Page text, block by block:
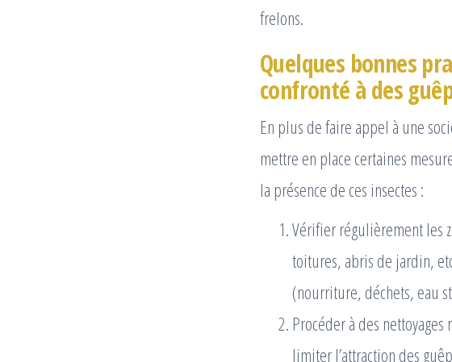
frelons.
Quelques bonnes
confronté à des
En plus de faire appel à une
mettre en place certaines
la présence de ces insectes :
Vérifier régulièrement les
toitures, abris de jardin,
(nourriture, déchets, eau
Procéder à des
limiter l’attraction des